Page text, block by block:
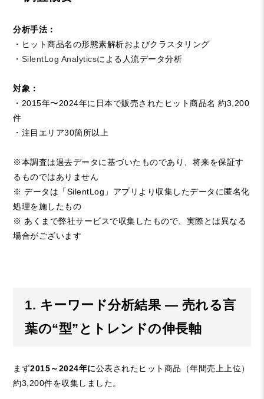
分析手法：
・ヒット商品名の形態素解析およびクラスタリング
・ SilentLog Analyticsによる人流データ分析
対象：
・2015年〜2024年に日本で販売されたヒット商品名 約3,200
件
・注目エリア30箇所以上
※本調査は過去データに基づいたものであり、将来を保証す
るものではありません
※ データは「SilentLog」アプリより収集したデータに匿名化
処理を施したもの
※ あくまで弊社サービスで収集したもので、実際とは異なる
場合がございます
1. キーワード分析結果 ― 売れる言
葉の“型”とトレンドの伸長軸
まず2015～2024年に公表されたヒット商品（年間売上上位）
約3,200件を収集しました。